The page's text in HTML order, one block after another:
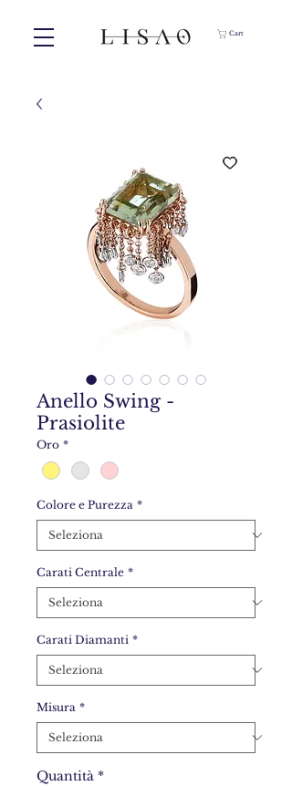
Cart
Anello Swing -
Prasiolite
Oro *
Colore e Purezza *
Carati Centrale *
Carati Diamanti *
Misura *
Quantità *